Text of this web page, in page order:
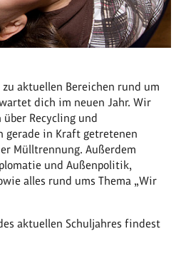
aktuellen Bereichen rund um
dich im neuen Jahr. Wir
Recycling und
gerade in Kraft getretenen
Mülltrennung. Außerdem
und Außenpolitik,
alles rund ums Thema „Wir
aktuellen Schuljahres findest